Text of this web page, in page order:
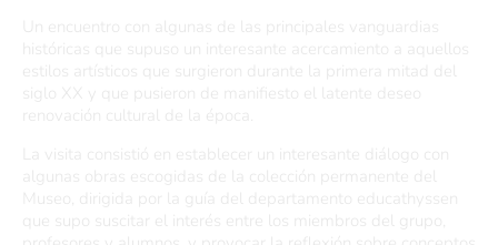
Un encuentro con algunas de las principales vanguardias
históricas que supuso un interesante acercamiento a aquellos
estilos artísticos que surgieron durante la primera mitad del
siglo XX y que pusieron de manifiesto el latente deseo
renovación cultural de la época.
La visita consistió en establecer un interesante diálogo con
algunas obras escogidas de la colección permanente del
Museo, dirigida por la guía del departamento educathyssen
que supo suscitar el interés entre los miembros del grupo,